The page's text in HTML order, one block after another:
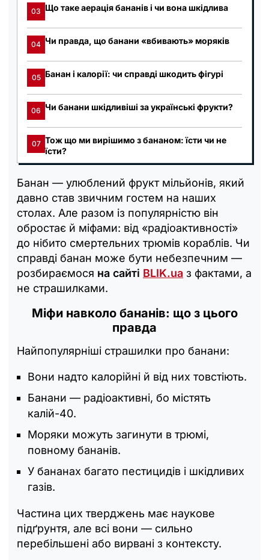
03 Що таке аерація бананів і чи вона шкідлива
04 Чи правда, що банани «вбивають» моряків
05 Банан і калорії: чи справді шкодить фігурі
06 Чи банани шкідливіші за українські фрукти?
07 Тож що ми вирішимо з бананом: їсти чи не
їсти?
Банан — улюблений фрукт мільйонів, який
давно став звичним гостем на наших
столах. Але разом із популярністю він
обростає й міфами: від «радіоактивності»
до нібито смертельних трюмів кораблів. Чи
справді банан може бути небезпечним —
розбираємося на сайті BLIK.ua з фактами, а
не страшилками.
Міфи навколо бананів: що з цього
правда
Найпопулярніші страшилки про банани:
Вони надто калорійні й від них товстіють.
Банани — радіоактивні, бо містять
калій-40.
Моряки можуть загинути в трюмі,
повному бананів.
У бананах багато пестицидів і шкідливих
газів.
Частина цих тверджень має наукове
підґрунтя, але всі вони — сильно
перебільшені або вирвані з контексту.